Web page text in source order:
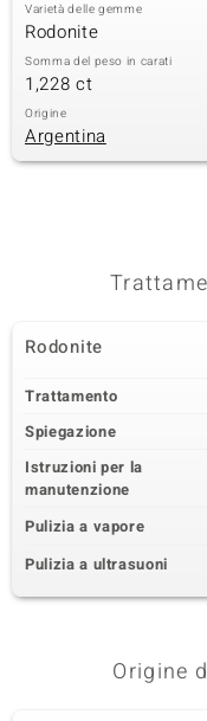
Varietà delle gemme
Rodonite
Somma del peso in carati
1,228 ct
Origine
Argentina
Rodonite
Trattamento
Spiegazione
Istruzioni per la
manutenzione
Pulizia a vapore
Pulizia a ultrasuoni
Origine